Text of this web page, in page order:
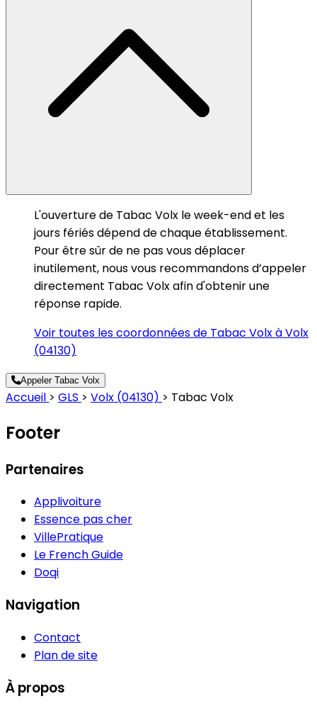
L'ouverture de Tabac Volx le week-end et les
jours fériés dépend de chaque établissement.
Pour être sûr de ne pas vous déplacer
inutilement, nous vous recommandons d’appeler
directement Tabac Volx afin d'obtenir une
réponse rapide.
Voir toutes les coordonnées de Tabac Volx à Volx
(04130)
Appeler Tabac Volx
Accueil > GLS > Volx (04130) > Tabac Volx
Footer
Partenaires
Applivoiture
Essence pas cher
VillePratique
Le French Guide
Doqi
Navigation
Contact
Plan de site
À propos